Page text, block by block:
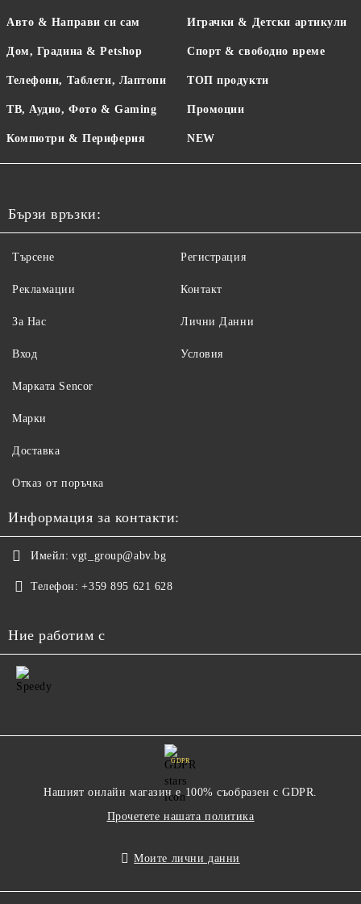
Авто & Направи си сам
Дом, Градина & Petshop
Телефони, Таблети, Лаптопи
ТВ, Аудио, Фото & Gaming
Компютри & Периферия
Играчки & Детски артикули
Спорт & свободно време
ТОП продукти
Промоции
NEW
Бързи връзки:
Търсене
Рекламации
За Нас
Вход
Регистрация
Контакт
Лични Данни
Условия
Maрката Sencor
Марки
Доставка
Отказ от поръчка
Информация за контакти:
Имейл: vgt_group@abv.bg
Телефон: +359 895 621 628
Ние работим с
GDPR
Нашият онлайн магазин е 100% съобразен с GDPR.
Прочетете нашата политика
Моите лични данни